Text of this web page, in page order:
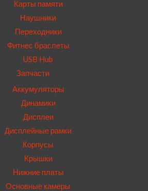
Карты памяти
Наушники
Переходники
Фитнес браслеты
USB Hub
Запчасти
Аккумуляторы
Динамики
Дисплеи
Дисплейные рамки
Корпусы
Крышки
Нижние платы
Основные камеры